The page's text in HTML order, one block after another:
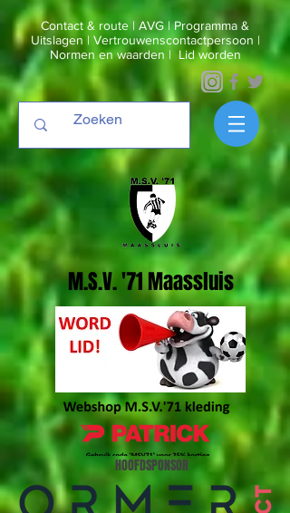
Contact & route | AVG |Programma &
Uitslagen | Vertrouwenscontactpersoon |
Normen en waarden | Lid worden
M.S.V. '71 Maassluis
HOOFDSPONSOR